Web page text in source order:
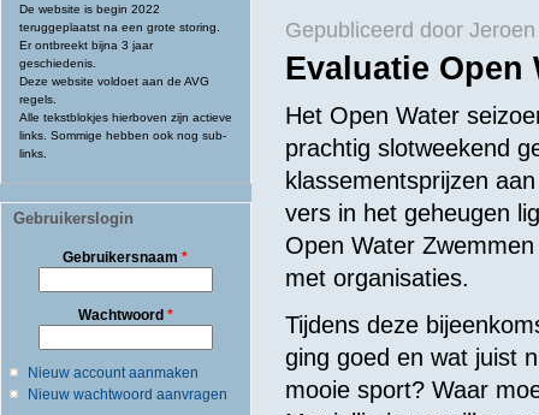
De website is begin 2022
teruggeplaatst na een grote storing.
Er ontbreekt bijna 3 jaar
geschiedenis.
Deze website voldoet aan de AVG
regels.
Alle tekstblokjes hierboven zijn actieve
links. Sommige hebben ook nog sub-
links.
Gebruikerslogin
Gebruikersnaam*
Wachtwoord *
Nieuw account aanmaken
Nieuw wachtwoord aanvragen
Gepubliceerd door
Evaluatie Open
Het Open Water
prachtig slotweekend
klassementsprijzen
vers in het geheugen
Open Water
met organisaties.
Tijdens deze
ging goed en wat juist
mooie sport? Waar